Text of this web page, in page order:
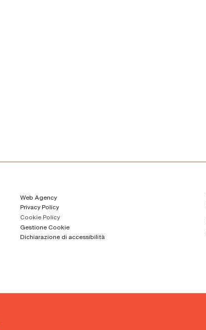
Web Agency
Privacy Policy
Cookie Policy
Gestione Cookie
Dichiarazione di accessibilità